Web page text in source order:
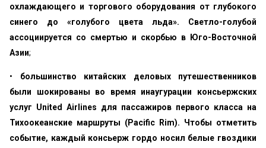
охлаждающего и торгового оборудования от глубокого
синего до «голубого цвета льда». Светло-голубой
ассоциируется со смертью и скорбью в Юго-Восточной
Азии;
• большинство китайских деловых путешественников
были шо­кированы во время инаугурации консьержских
услуг United Airlines для пассажиров первого класса на
Тихоокеанские маршруты (Pacific Rim). Чтобы отметить
событие, каждый консьерж гордо носил белые гвоздики